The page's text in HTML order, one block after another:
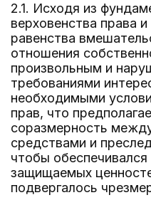
2.1. Исходя из
верховенства права
равенства
отношения
произвольным и
требованиями
необходимыми
прав, что
соразмерность
средствами и
чтобы
защищаемых
подвергалось